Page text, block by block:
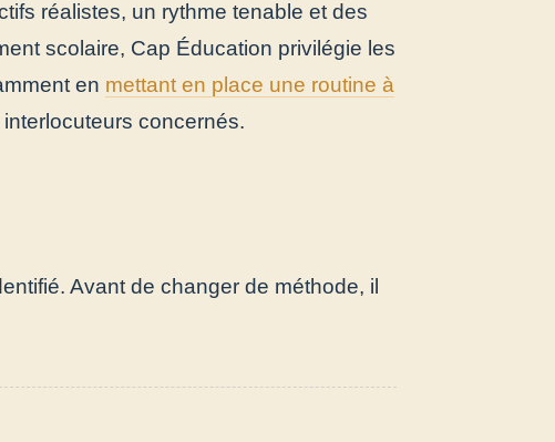
réalistes, un rythme tenable et des
scolaire, Cap Éducation privilégie les
en mettant en place une routine à
concernés.
Avant de changer de méthode, il